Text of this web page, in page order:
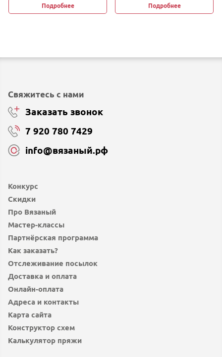
Подробнее Подробнее
Конкурс
Скидки
Про Вязаный
Мастер-классы
Партнёрская программа
Как заказать?
Отслеживание посылок
Доставка и оплата
Онлайн-оплата
Адреса и контакты
Карта сайта
Конструктор схем
Калькулятор пряжи
Свяжитесь с нами
Заказать звонок
7 920 780 7429
info@вязаный.рф